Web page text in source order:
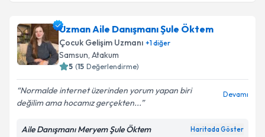
Uzman Aile Danışmanı Şule Öktem
Çocuk Gelişim Uzmanı +1diğer
Samsun, Atakum
5 (15 Değerlendirme)
Normalde internet üzerinden yorum yapan biri
değilim ama hocamız gerçekten...
Devamı
Aile Danışmanı Meryem Şule Öktem Haritada Göster